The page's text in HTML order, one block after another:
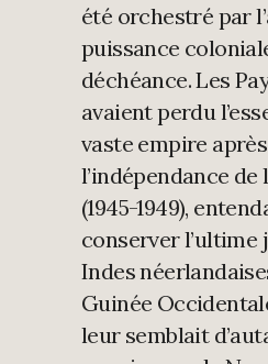
été orchestré par
puissance
déchéance. Les
avaient perdu
vaste empire après
l’indépendance de
(1945-1949),
conserver l’ultime
Indes
Guinée
leur semblait